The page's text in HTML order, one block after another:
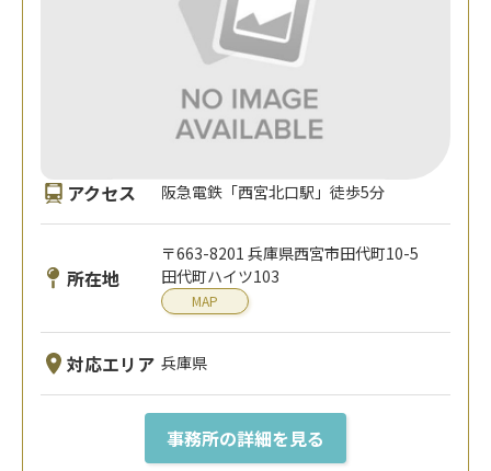
アクセス 阪急電鉄「西宮北口駅」徒歩5分
所在地
〒663-8201 兵庫県西宮市田代町10-5
田代町ハイツ103
MAP
対応エリア 兵庫県
事務所の詳細を見る